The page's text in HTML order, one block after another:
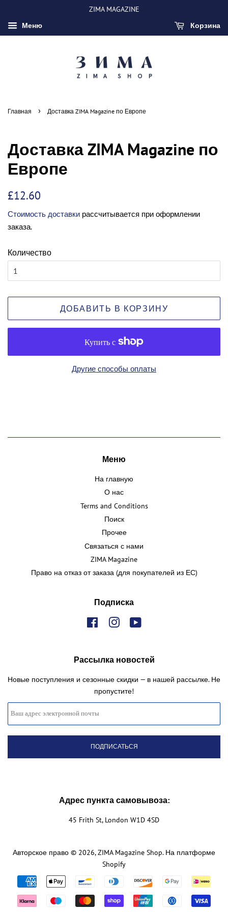
ZIMA MAGAZINE
Меню
Корзина
Главная › Доставка ZIMA Magazine по Европе
Доставка ZIMA Magazine по
Европе
Обычная
£12.60
скидкой
Стоимость доставки рассчитывается при оформлении
заказа.
Количество
ДОБАВИТЬ В КОРЗИНУ
Другие способы оплаты
Меню
На главную
О нас
Terms and Conditions
Поиск
Прочее
Связаться с нами
ZIMA Magazine
Право на отказ от заказа (для покупателей из ЕС)
Подписка
FacebookInstagram
Рассылка новостей
Новые поступления и сезонные скидки — в нашей рассылке. Не
пропустите!
Адрес пункта самовывоза:
45 Frith St, London W1D 4SD
Авторское право © 2026,ZIMA Magazine Shop. На платформе
Shopify
Значки
способов
оплаты